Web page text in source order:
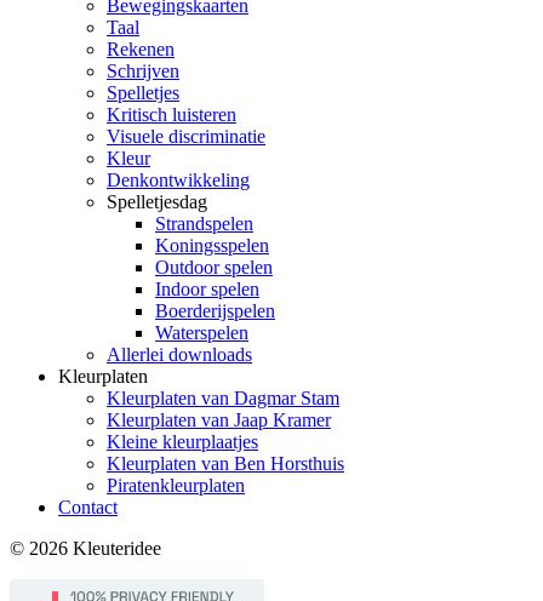
Bewegingskaarten
Taal
Rekenen
Schrijven
Spelletjes
Kritisch luisteren
Visuele discriminatie
Kleur
Denkontwikkeling
Spelletjesdag
Strandspelen
Koningsspelen
Outdoor spelen
Indoor spelen
Boerderijspelen
Waterspelen
Allerlei downloads
Kleurplaten
Kleurplaten van Dagmar Stam
Kleurplaten van Jaap Kramer
Kleine kleurplaatjes
Kleurplaten van Ben Horsthuis
Piratenkleurplaten
Contact
© 2026 Kleuteridee